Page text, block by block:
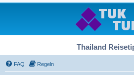
Thailand
FAQ Regeln